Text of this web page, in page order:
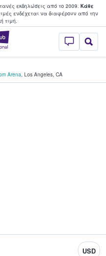
εκδηλώσεις από το 2009. Κάθε
ενδέχεται να διαφέρουν από την
τιμή.
StubHub - Όπου
πουλούν
Arena, Los Angeles, CA
USD